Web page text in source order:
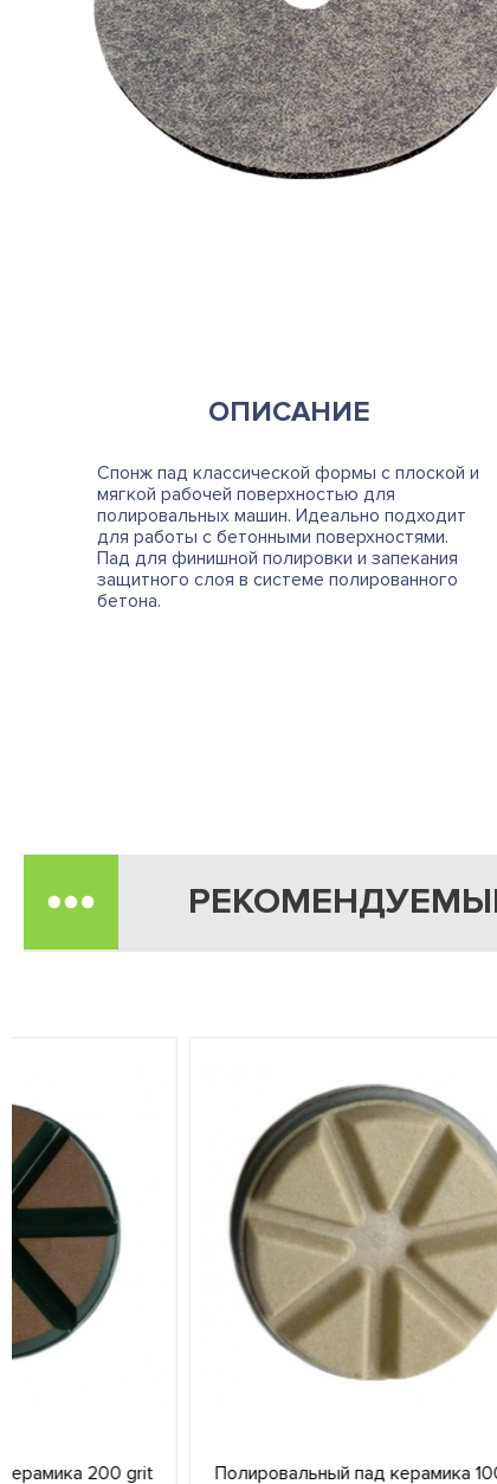
ОПИСАНИЕ
Спонж пад классической формы с плоской и
мягкой рабочей поверхностью для
полировальных машин. Идеально подходит
для работы с бетонными поверхностями.
Пад для финишной полировки и запекания
защитного слоя в системе полированного
бетона.
Полировальный пад керамика 100 grit